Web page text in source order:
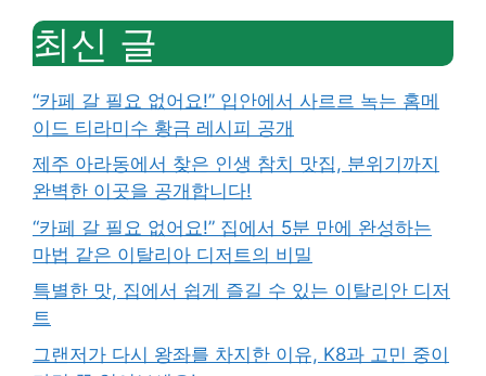
최신 글
“카페 갈 필요 없어요!” 입안에서 사르르 녹는 홈메
이드 티라미수 황금 레시피 공개
제주 아라동에서 찾은 인생 참치 맛집, 분위기까지
완벽한 이곳을 공개합니다!
“카페 갈 필요 없어요!” 집에서 5분 만에 완성하는
마법 같은 이탈리아 디저트의 비밀
특별한 맛, 집에서 쉽게 즐길 수 있는 이탈리안 디저
트
그랜저가 다시 왕좌를 차지한 이유, K8과 고민 중이